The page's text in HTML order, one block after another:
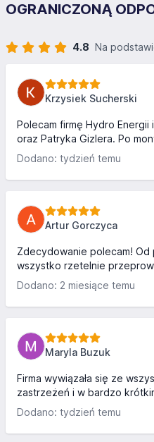
OGRANICZONĄ
4.8 Na
Krzysiek Sucherski
Polecam firmę Hydro
oraz Patryka Gizlera. Po montażu magazynu energii,
jestemy mega zadowoleni.
nie było prądu na całej
wszystko działa super. 100%
Dodano: tydzień temu
Artur Gorczyca
Zdecydowanie polecam!
wszystko rzetelnie
profesjonalny montaż,
wszystko dokładnie
perfekcyjnie ogarnęła. Do
żadnych problemów i jest to
sposób. W 100% polecam!
Dodano: 2 miesiące temu
Maryla Buzuk
Firma wywiązała się ze
zastrzeżeń i w bardzo
tylko formalności związane
wyrazić podziękowania i
Konradem Bojakowskim,
Dodano: tydzień temu